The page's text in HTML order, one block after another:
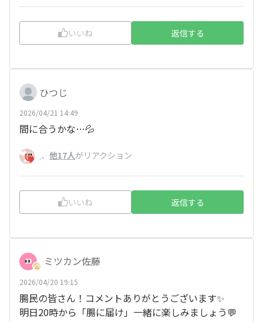
いいね 返信する
ひつじ
2026/04/21 14:49
間に合うかな…💦
.、 他17人がリアクション
いいね 返信する
ミツカン佐藤
2026/04/20 19:15
腸民の皆さん！コメントありがとうございます✨
明日20時から「腸に届け」一緒に楽しみましょう💬